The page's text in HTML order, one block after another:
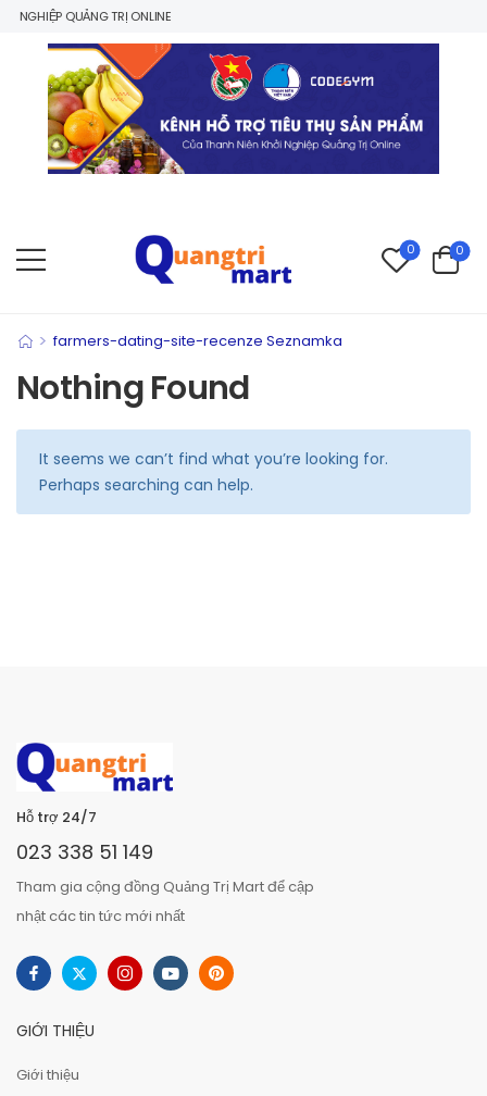
QUẢNG TRỊ ONLINE
0 0
> farmers-dating-site-recenze Seznamka
Nothing Found
It seems we can’t find what you’re looking for.
Perhaps searching can help.
Hỗ trợ 24/7
023 338 51 149
Tham gia cộng đồng Quảng Trị Mart để cập
nhật các tin tức mới nhất
GIỚI THIỆU
Giới thiệu